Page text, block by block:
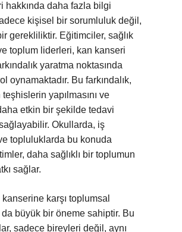
hakkında daha fazla bilgi
kişisel bir sorumluluk değil,
gerekliliktir. Eğitimciler, sağlık
toplum liderleri, kan kanseri
yaratma noktasında
oynamaktadır. Bu farkındalık,
yapılmasını ve
etkin bir şekilde tedavi
Okullarda, iş
topluluklarda bu konuda
daha sağlıklı bir toplumun
sağlar.
kanserine karşı toplumsal
da büyük bir öneme sahiptir. Bu
sadece bireyleri değil, aynı